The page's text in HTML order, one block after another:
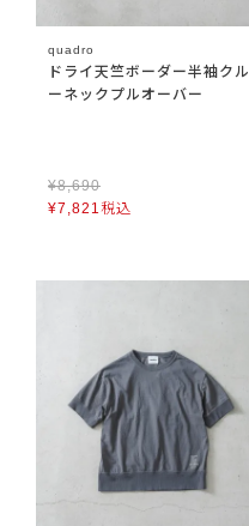
quadro
ドライ天竺ボーダー半袖クル
ーネックプルオーバー
¥8,690
¥7,821 税込